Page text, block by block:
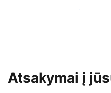
Prisijungti prie panašių
Atsakymai į